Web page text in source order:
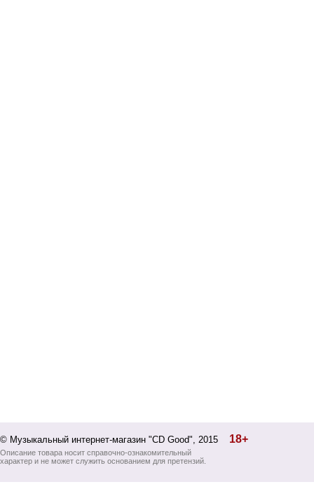
© Музыкальный интернет-магазин "CD Good", 2015 18+
Описание товара носит справочно-ознакомительный
характер и не может служить основанием для претензий.